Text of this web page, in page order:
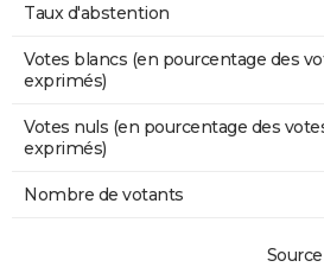
Taux d'abstention
Votes blancs (en pourcentage des
exprimés)
Votes nuls (en pourcentage des
exprimés)
Nombre de votants
Source